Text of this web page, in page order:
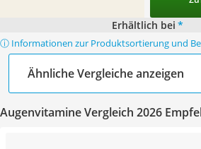
Erhältlich bei *
ⓘ Informationen zur Produktsortierung und
Ähnliche Vergleiche anzeigen
Augenvitamine Vergleich 2026